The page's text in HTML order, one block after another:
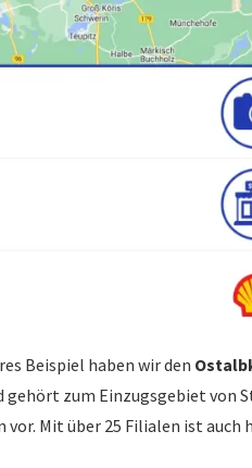
Beispiel haben wir den
gehört zum Einzugsgebiet von
vor. Mit über 25 Filialen ist auch